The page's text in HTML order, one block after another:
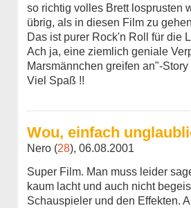
so richtig volles Brett losprusten
übrig, als in diesen Film zu
Das ist purer Rock'n Roll für die
Ach ja, eine ziemlich geniale
Marsmännchen greifen an"-
Viel Spaß !!
Wou, einfach
Nero (28), 06.08.2001
Super Film. Man muss leider
kaum lacht und auch nicht
Schauspieler und den Effekten.